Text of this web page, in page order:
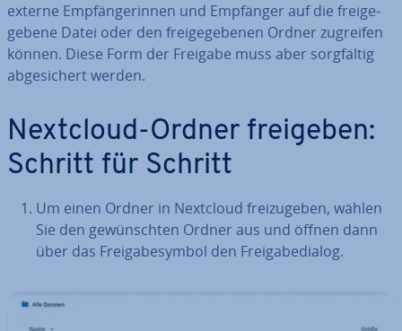
externe Emp­fän­ge­rin­nen und Empfänger auf die frei­ge­
ge­be­ne Datei oder den frei­ge­ge­be­nen Ordner zugreifen
können. Diese Form der Freigabe muss aber sorg­fäl­tig
ab­ge­si­chert werden.
Nextcloud-Ordner freigeben:
Schritt für Schritt
Um einen Ordner in Nextcloud frei­zu­ge­ben, wählen
Sie den ge­wünsch­ten Ordner aus und öffnen dann
über das Frei­ga­be­sym­bol den Frei­ga­be­dia­log.